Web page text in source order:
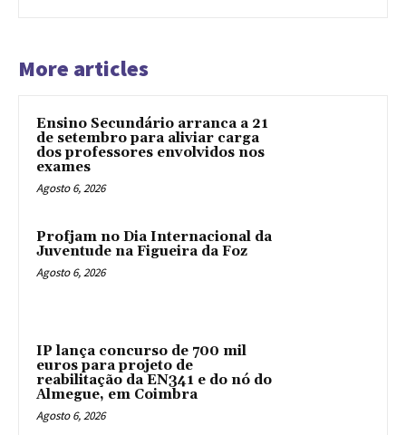
More articles
Ensino Secundário arranca a 21
de setembro para aliviar carga
dos professores envolvidos nos
exames
Agosto 6, 2026
Profjam no Dia Internacional da
Juventude na Figueira da Foz
Agosto 6, 2026
IP lança concurso de 700 mil
euros para projeto de
reabilitação da EN341 e do nó do
Almegue, em Coimbra
Agosto 6, 2026